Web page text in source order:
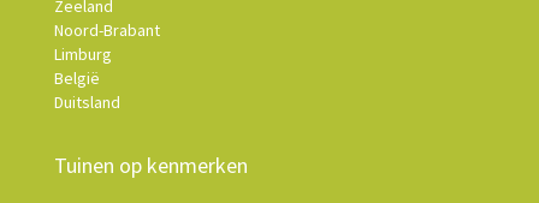
Zeeland
Noord-Brabant
Limburg
België
Duitsland
Tuinen op kenmerken